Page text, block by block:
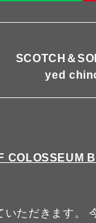
SCOTCH＆
yed
COLOSSEUM
ただきます。